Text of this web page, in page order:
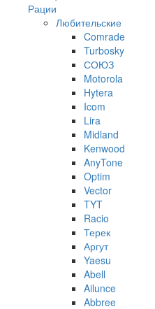
Рации
Любительские
Comrade
Turbosky
СОЮЗ
Motorola
Hytera
Icom
Lira
Midland
Kenwood
AnyTone
Optim
Vector
TYT
Racio
Терек
Аргут
Yaesu
Abell
Ailunce
Abbree